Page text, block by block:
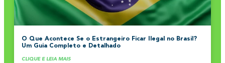
O Que Acontece Se o Estrangeiro Ficar Ilegal no Brasil?
Um Guia Completo e Detalhado
CLIQUE E LEIA MAIS